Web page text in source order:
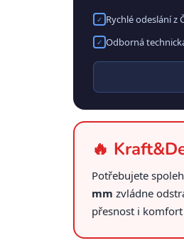
✓ Rychlé odeslání z
✓ Odborná
🔥
Potřebujete
mm zvládne
přesnost i